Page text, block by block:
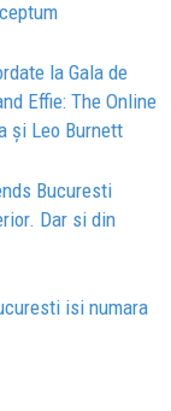
la Gala de
Effie: The Online
şi Leo Burnett
Bucuresti
Dar si din
isi numara